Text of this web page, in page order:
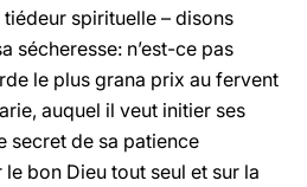
spirituelle – disons
sécheresse: n’est-ce pas
le plus grana prix au fervent
auquel il veut initier ses
secret de sa patience
le bon Dieu tout seul et sur la